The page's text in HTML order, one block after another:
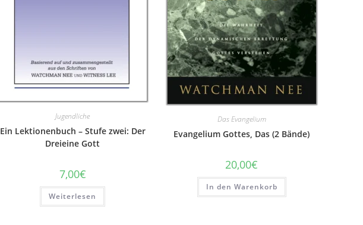
Jugendliche
Ein Lektionenbuch – Stufe zwei: Der
Dreieine Gott
7,00€
Weiterlesen
Das Evangelium
Evangelium Gottes, Das (2 Bände)
20,00€
In den Warenkorb